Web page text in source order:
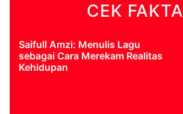
Kabarbaru
CEK FAKTA
Saifull Amzi: Menulis Lagu
sebagai Cara Merekam Realitas
Kehidupan